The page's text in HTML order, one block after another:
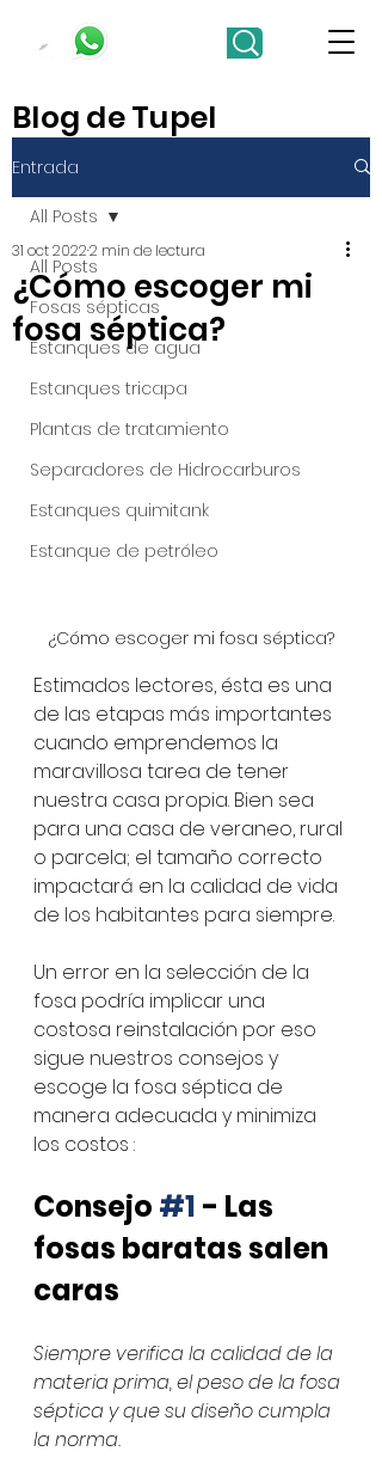
Blog de Tupel
Entrada
All Posts
Fosas sépticas
Estanques de agua
Estanques tricapa
Plantas de tratamiento
Separadores de Hidrocarburos
Estanques quimitank
Estanque de petróleo
All Posts
¿Cómo escoger mi
fosa séptica?
31 oct 20222 min de lectura
¿Cómo escoger mi fosa séptica?
Estimados lectores, ésta es una
de las etapas más importantes
cuando emprendemos la
maravillosa tarea de tener
nuestra casa propia. Bien sea
para una casa de veraneo, rural
o parcela; el tamaño correcto
impactará en la calidad de vida
de los habitantes para siempre.
Un error en la selección de la
fosa podría implicar una
costosa reinstalación por eso
sigue nuestros consejos y
escoge la fosa séptica de
manera adecuada y minimiza
los costos :
Consejo #1 - Las
fosas baratas salen
caras
Siempre verifica la calidad de la
materia prima, el peso de la fosa
séptica y que su diseño cumpla
la norma.